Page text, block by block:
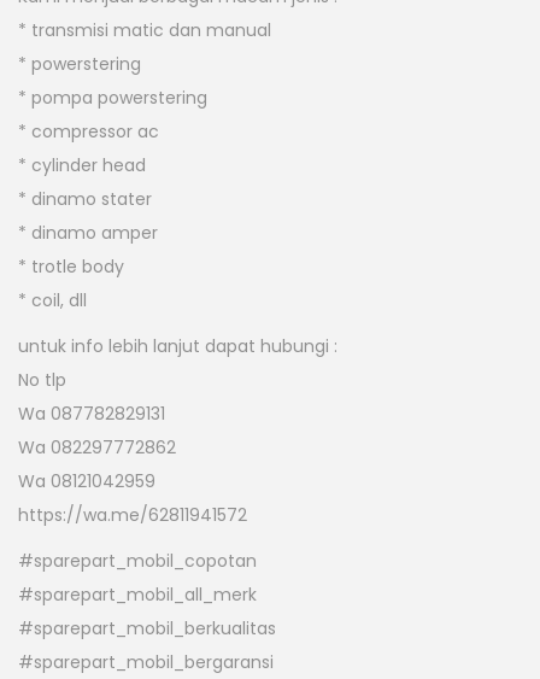
* transmisi matic dan manual
* powerstering
* pompa powerstering
* compressor ac
* cylinder head
* dinamo stater
* dinamo amper
* trotle body
* coil, dll
untuk info lebih lanjut dapat hubungi :
No tlp
Wa 087782829131
Wa 082297772862
Wa 08121042959
https://wa.me/62811941572
#sparepart_mobil_copotan
#sparepart_mobil_all_merk
#sparepart_mobil_berkualitas
#sparepart_mobil_bergaransi